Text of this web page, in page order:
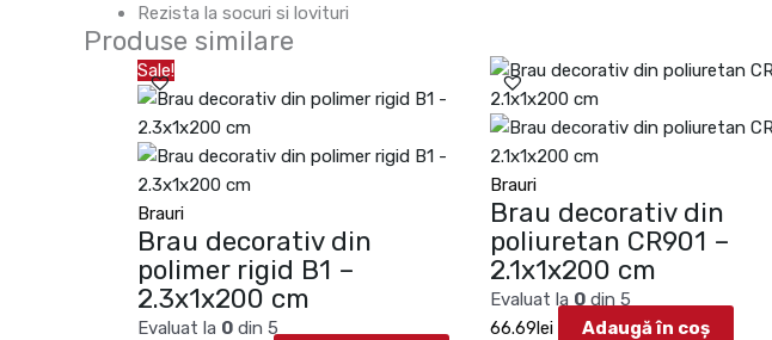
Rezista la socuri si lovituri
Produse similare
Sale!
Brauri
Brau decorativ din
polimer rigid B1 –
2.3x1x200 cm
Evaluat la 0 din 5
inițial
a
fost:
33.84lei.
curent
30.46lei.
Brauri
Brau decorativ din
poliuretan CR901 –
2.1x1x200 cm
Evaluat la 0din 5
66.69lei Adaugă în coș